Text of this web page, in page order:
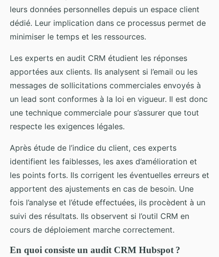
leurs données personnelles depuis un espace client
dédié. Leur implication dans ce processus permet de
minimiser le temps et les ressources.
Les experts en audit CRM étudient les réponses
apportées aux clients. Ils analysent si l’email ou les
messages de sollicitations commerciales envoyés à
un lead sont conformes à la loi en vigueur. Il est donc
une technique commerciale pour s’assurer que tout
respecte les exigences légales.
Après étude de l’indice du client, ces experts
identifient les faiblesses, les axes d’amélioration et
les points forts. Ils corrigent les éventuelles erreurs et
apportent des ajustements en cas de besoin. Une
fois l’analyse et l’étude effectuées, ils procèdent à un
suivi des résultats. Ils observent si l’outil CRM en
cours de déploiement marche correctement.
En quoi consiste un audit CRM Hubspot ?